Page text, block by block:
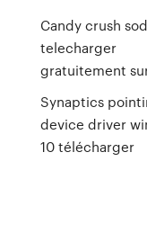
Candy crush
telecharger
gratuitement
Synaptics
device driver
10 télécharger